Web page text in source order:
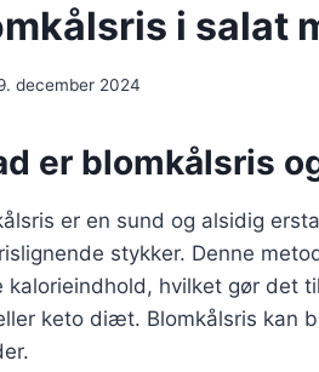
i salat
december 2024
er blomkålsris
er en sund og alsidig
stykker. Denne
kalorieindhold, hvilket gør det
keto diæt. Blomkålsris kan